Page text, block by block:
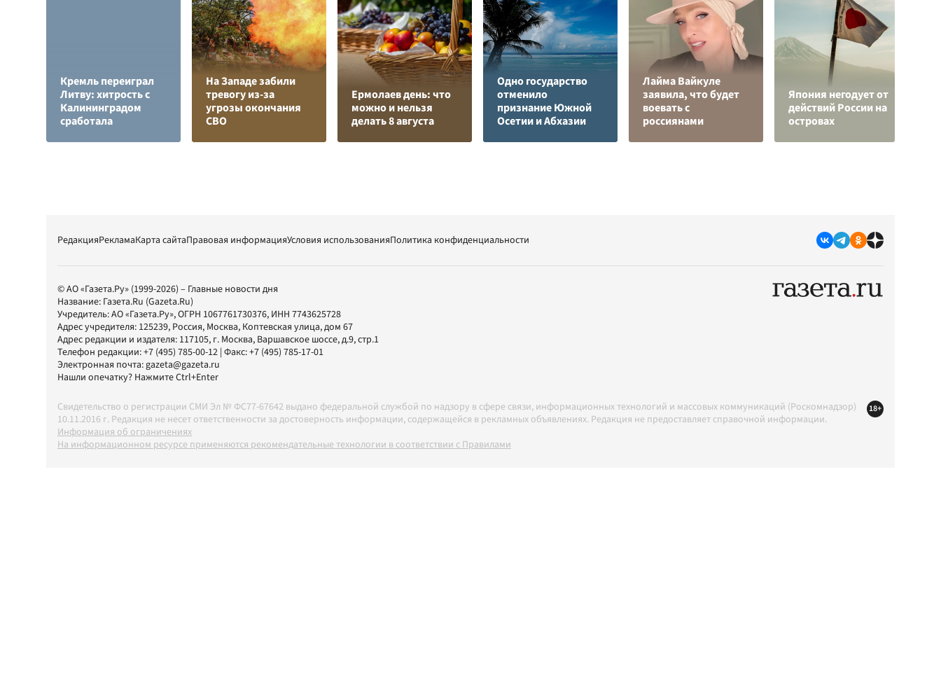
Кремль переиграл
Литву: хитрость с
Калининградом
сработала
На Западе забили
тревогу из-за
угрозы окончания
СВО
Ермолаев день: что
можно и нельзя
делать 8 августа
Одно государство
отменило
признание Южной
Осетии и Абхазии
Лайма Вайкуле
заявила, что будет
воевать с
россиянами
Япония негодует от
действий России на
островах
РедакцияРекламаКарта сайтаПравовая информацияУсловия использованияПолитика конфиденциальности
© АО «Газета.Ру» (1999-2026) – Главные новости дня
Название: Газета.Ru (Gazeta.Ru)
Учредитель:АО «Газета.Ру», ОГРН 1067761730376, ИНН 7743625728
Адрес учредителя: 125239, Россия, Москва, Коптевская улица, дом 67
Адрес редакции и издателя: 117105, г. Москва, Варшавское шоссе, д.9, стр.1
Телефон редакции:+7 (495) 785-00-12 | Факс:+7 (495) 785-17-01
Электронная почта:gazeta@gazeta.ru
Нашли опечатку? Нажмите Ctrl+Enter
Свидетельство о регистрации СМИ Эл № ФС77-67642 выдано федеральной службой по надзору в сфере связи, информационных технологий и массовых коммуникаций (Роскомнадзор)
10.11.2016 г. Редакция не несет ответственности за достоверность информации, содержащейся в рекламных объявлениях. Редакция не предоставляет справочной информации.
Информация об ограничениях
На информационном ресурсе применяются рекомендательные технологии в соответствии с Правилами
18+